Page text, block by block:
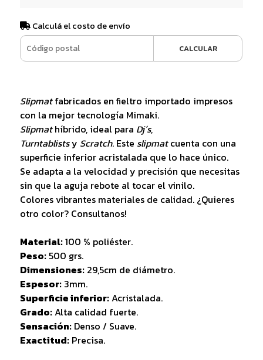
Calculá el costo de envío
CALCULAR
Slipmatfabricados en fieltro importado impresos
con la mejor tecnología Mimaki.
Slipmathíbrido, ideal para Dj´s,
Turntablistsy Scratch. Este slipmatcuenta con una
superficie inferior acristalada que lo hace único.
Se adapta a la velocidad y precisión que necesitas
sin que la aguja rebote al tocar el vinilo.
Colores vibrantes materiales de calidad. ¿Quieres
otro color? Consultanos!
Material:100 % poliéster.
Peso:500 grs.
Dimensiones:29,5cm de diámetro.
Espesor:3mm.
Superficie inferior:Acristalada.
Grado:Alta calidad fuerte.
Sensación:Denso / Suave.
Exactitud:Precisa.